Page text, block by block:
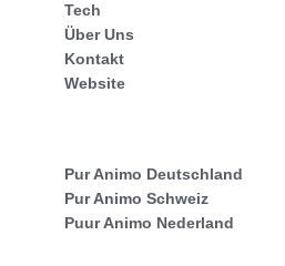
Tech
Über Uns
Kontakt
Website
Pur Animo Deutschland
Pur Animo Schweiz
Puur Animo Nederland